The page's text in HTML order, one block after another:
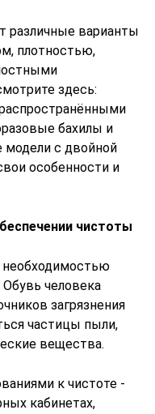
различные варианты
плотностью,
здесь:
бахилы и
модели с двойной
особенности и
чистоты
необходимостью
человека
загрязнения
частицы пыли,
вещества.
к чистоте -
кабинетах,